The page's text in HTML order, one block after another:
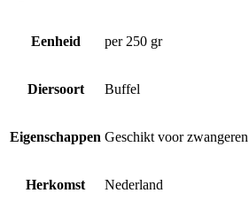
Eenheid per 250 gr
Diersoort Buffel
Eigenschappen Geschikt voor zwangeren
Herkomst Nederland